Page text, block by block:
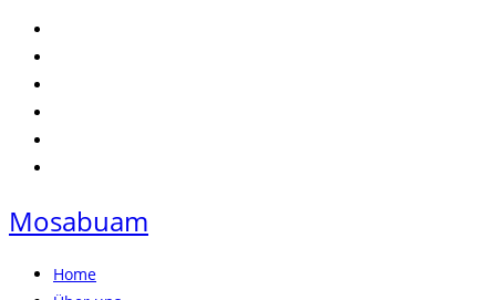
Zum
Inhalt
springen
Mosabuam
Home